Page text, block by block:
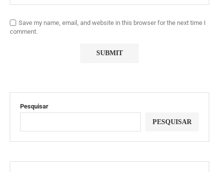
Save my name, email, and website in this browser for the next time I
comment.
Pesquisar
PESQUISAR